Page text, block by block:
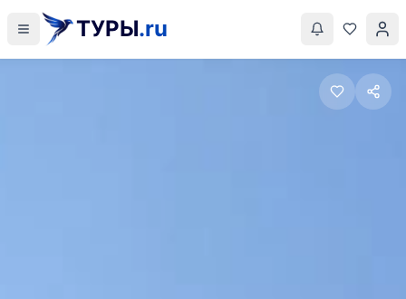
ТУРЫ.ru